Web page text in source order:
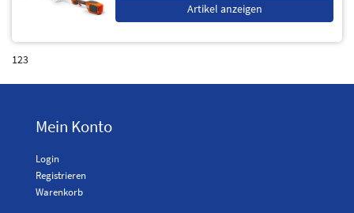
Artikel anzeigen
123
Mein Konto
Login
Registrieren
Warenkorb